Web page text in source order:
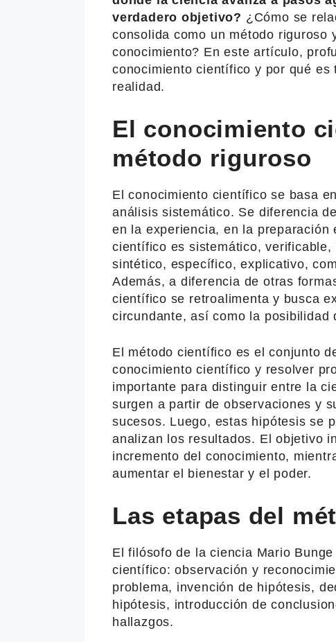
verdadero objetivo? ¿Cómo se
consolida como un método riguroso
conocimiento? En este artículo,
conocimiento científico y por qué
realidad.
El conocimiento
método riguroso
El conocimiento científico se basa
análisis sistemático. Se diferencia
en la experiencia, en la
científico es sistemático,
sintético, específico, explicativo,
Además, a diferencia de otras
científico se retroalimenta y busca
circundante, así como la posibilidad
El método científico es el conjunto
conocimiento científico y resolver
importante para distinguir entre la
surgen a partir de observaciones y
sucesos. Luego, estas hipótesis se
analizan los resultados. El objetivo
incremento del conocimiento,
aumentar el bienestar y el poder.
Las etapas del
El filósofo de la ciencia Mario
científico: observación y
problema, invención de hipótesis,
hipótesis, introducción de
hallazgos.